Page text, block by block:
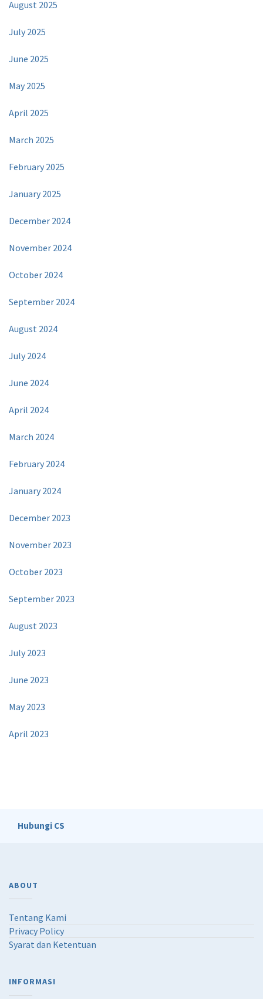
August 2025
July 2025
June 2025
May 2025
April 2025
March 2025
February 2025
January 2025
December 2024
November 2024
October 2024
September 2024
August 2024
July 2024
June 2024
April 2024
March 2024
February 2024
January 2024
December 2023
November 2023
October 2023
September 2023
August 2023
July 2023
June 2023
May 2023
April 2023
Hubungi CS
ABOUT
Tentang Kami
Privacy Policy
Syarat dan Ketentuan
INFORMASI